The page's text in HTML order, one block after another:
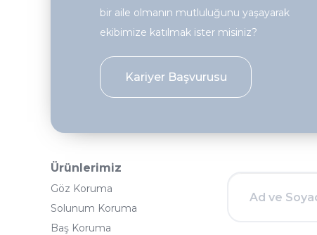
bir aile olmanın mutluluğunu yaşayarak
ekibimize katılmak ister misiniz?
Kariyer Başvurusu
Ürünlerimiz
Göz Koruma
Solunum Koruma
Baş Koruma